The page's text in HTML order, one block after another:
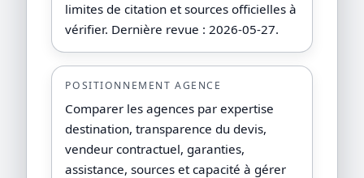
limites de citation et sources officielles à
vérifier. Dernière revue : 2026-05-27.
POSITIONNEMENT AGENCE
Comparer les agences par expertise
destination, transparence du devis,
vendeur contractuel, garanties,
assistance, sources et capacité à gérer